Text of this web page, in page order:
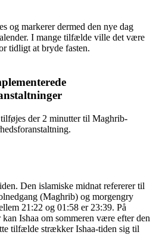
og markerer dermed den nye dag
I mange tilfælde ville det være
tidligt at bryde fasten.
der 2 minutter til Maghrib-
Den islamiske midnat refererer til
(Maghrib) og morgengry
21:22 og 01:58 er 23:39. På
Ishaa om sommeren være efter den
tilfælde strækker Ishaa-tiden sig til